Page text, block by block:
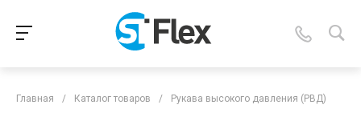
Главная / Каталог товаров / Рукава высокого давления (РВД)